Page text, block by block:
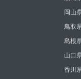
岡山
鳥取
島根
山口
香川